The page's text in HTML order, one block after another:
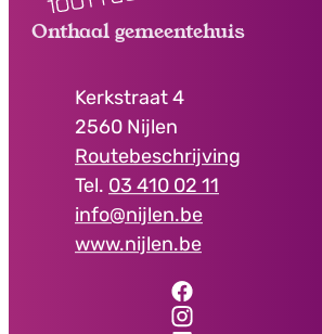
Contact &
Onthaal gemeentehuis
AdresKerkstraat 4
,2560 Nijlen
Routebeschrijving
03 410 02 11
E-mailinfo@nijlen.be
Websitewww.nijlen.be
Onthaal gemeentehuis
Onthaal gemeentehuis